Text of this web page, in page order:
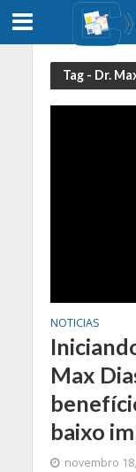
Tag - Dr.
NOTICIAS
Max
baixo
novembro